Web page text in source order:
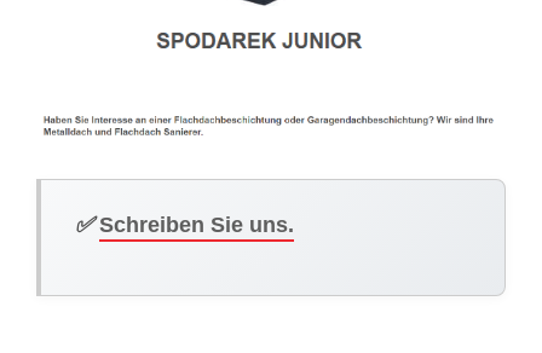
✅Schreiben Sie uns.